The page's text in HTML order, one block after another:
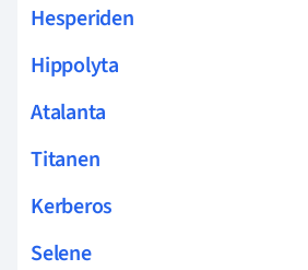
Hesperiden
Hippolyta
Atalanta
Titanen
Kerberos
Selene